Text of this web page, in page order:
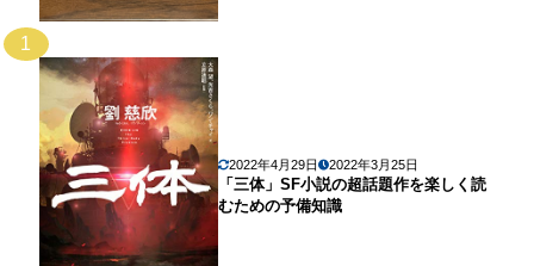
1
2022年4月29日 2022年3月25日
「三体」SF小説の超話題作を楽しく読
むための予備知識